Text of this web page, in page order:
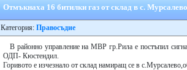
Отмъкнаха 16 битилки газ от склад в с. Мурсалево
Категория: Правосъдие
В районно управление на МВР гр.Рила е постъпил
ОДП- Кюстендил.
Горивото е изчезнало от склад намиращ се в